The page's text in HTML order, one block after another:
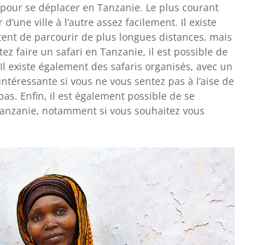
se déplacer en Tanzanie. Le plus courant
ville à l’autre assez facilement. Il existe
de parcourir de plus longues distances, mais
faire un safari en Tanzanie, il est possible de
également des safaris organisés, avec un
si vous ne vous sentez pas à l’aise de
Enfin, il est également possible de se
notamment si vous souhaitez vous